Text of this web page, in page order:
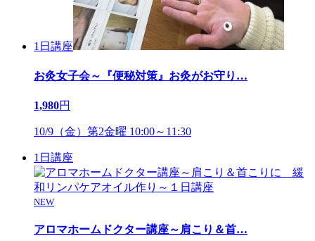
1日講座
お灸女子会～『便秘対策』お灸がお守り …
1,980円
10/9（金）第2金曜 10:00～11:30
1日講座
NEW
アロマホームドクター講座～肩こり＆首…